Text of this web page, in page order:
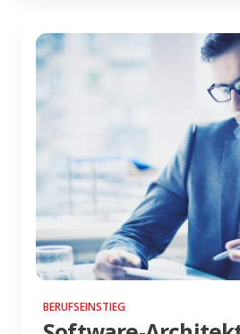
BERUFSEINSTIEG